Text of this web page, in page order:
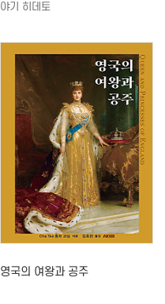
야기 히데토
영국의 여왕과 공주